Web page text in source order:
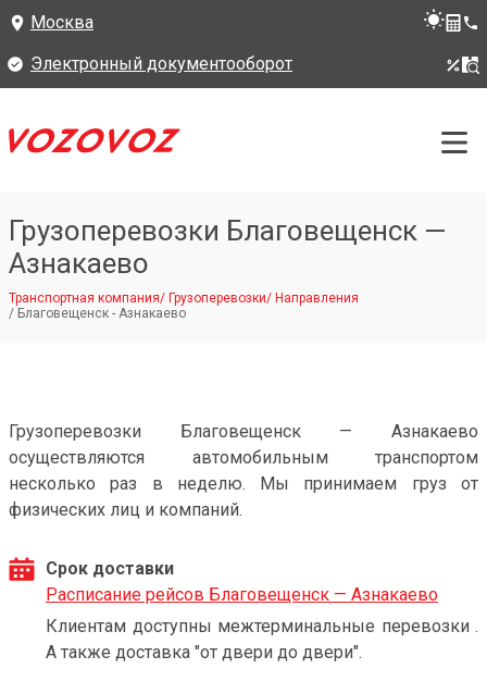
Москва
Электронный документооборот
Грузоперевозки Благовещенск —
Азнакаево
Транспортная компания/ Грузоперевозки/ Направления
/ Благовещенск - Азнакаево
Грузоперевозки Благовещенск — Азнакаево
осуществляются автомобильным транспортом
несколько раз в неделю. Мы принимаем груз от
физических лиц и компаний.
Срок доставки
Расписание рейсов Благовещенск — Азнакаево
Клиентам доступны межтерминальные перевозки .
А также доставка "от двери до двери".